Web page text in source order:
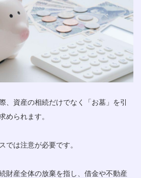
、資産の相続だけでなく「お墓」を引
められます。
では注意が必要です。
財産全体の放棄を指し、借金や不動産